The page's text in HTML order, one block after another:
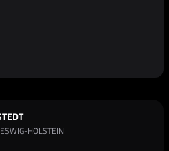
HOLSTEIN